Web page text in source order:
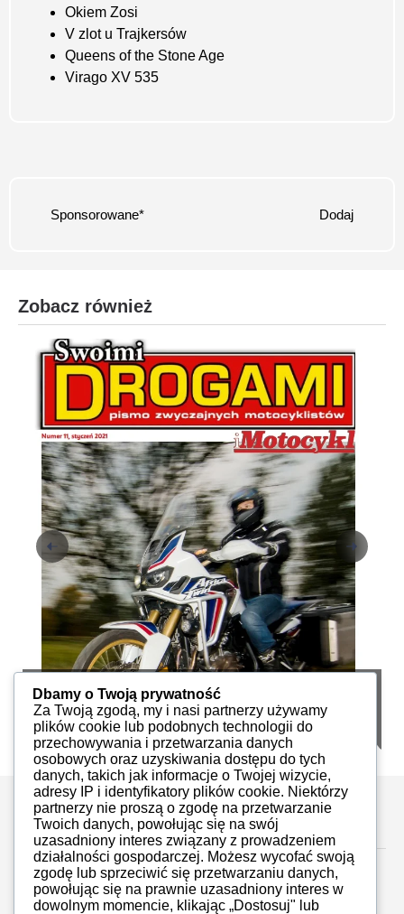
Okiem Zosi
V zlot u Trajkersów
Queens of the Stone Age
Virago XV 535
Sponsorowane* Dodaj
Zobacz również
Swoimi Drogami nr 11
iMoto PDF 80
Zostaw komentarz
Dbamy o Twoją prywatność
Za Twoją zgodą, my i nasi partnerzy używamy
plików cookie lub podobnych technologii do
przechowywania i przetwarzania danych
osobowych oraz uzyskiwania dostępu do tych
danych, takich jak informacje o Twojej wizycie,
adresy IP i identyfikatory plików cookie. Niektórzy
partnerzy nie proszą o zgodę na przetwarzanie
Twoich danych, powołując się na swój
uzasadniony interes związany z prowadzeniem
działalności gospodarczej. Możesz wycofać swoją
zgodę lub sprzeciwić się przetwarzaniu danych,
powołując się na prawnie uzasadniony interes w
dowolnym momencie, klikając „Dostosuj" lub